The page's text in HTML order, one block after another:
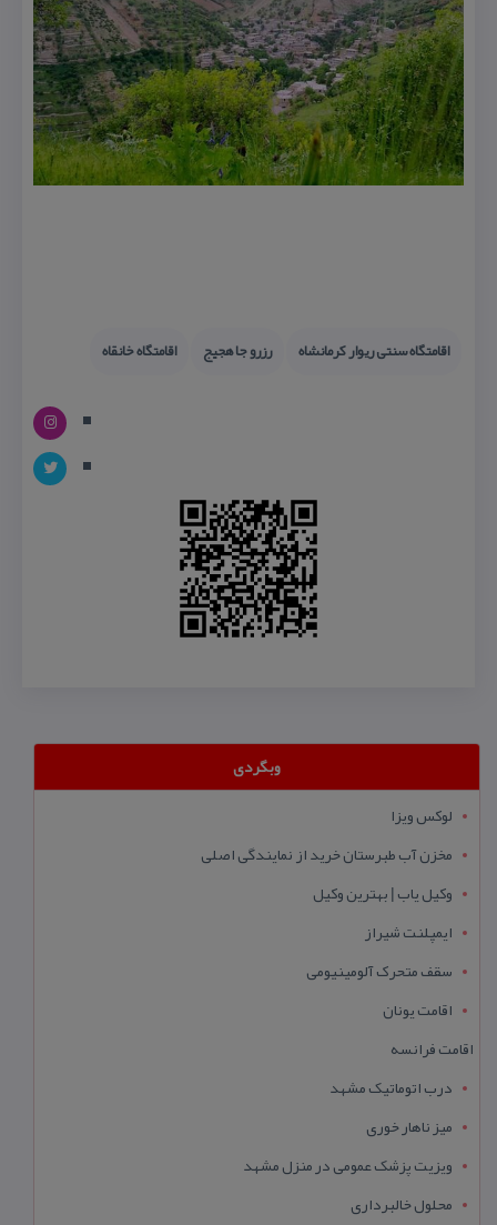
اقامتگاه سنتی ریوار كرمانشاه رزرو جا هجیج اقامتگاه خانقاه
وبگردی
لوکس ویزا
مخزن آب طبرستان خرید از نمایندگی اصلی
وکیل یاب | بهترین وکیل
ایمپلنت شیراز
سقف متحرک آلومینیومی
اقامت یونان
اقامت فرانسه
درب اتوماتیک مشهد
میز ناهار خوری
ویزیت پزشک عمومی در منزل مشهد
محلول خالبرداری